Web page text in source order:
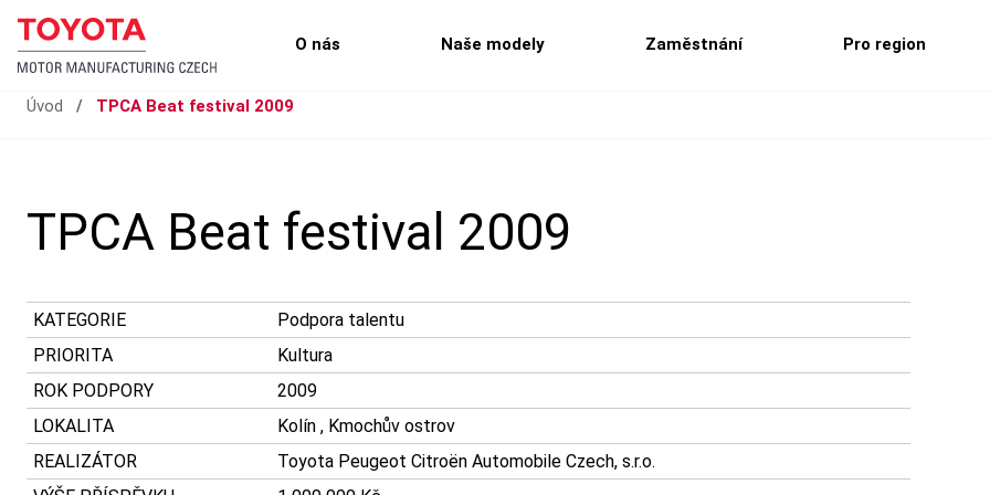
O nás Naše modely Zaměstnání Pro region
Úvod / TPCA Beat festival 2009
TPCA Beat festival 2009
KATEGORIE
Podpora talentu
PRIORITA
Kultura
ROK PODPORY
2009
LOKALITA
Kolín , Kmochův ostrov
REALIZÁTOR
Toyota Peugeot Citroën Automobile Czech, s.r.o.